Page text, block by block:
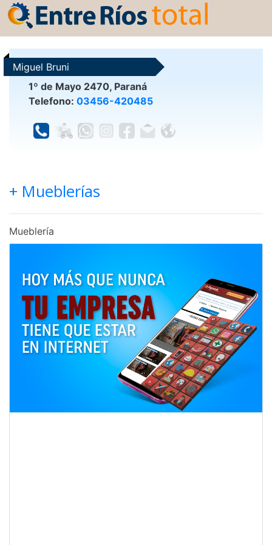
Miguel Bruni
1º de Mayo 2470, Paraná
Telefono: 03456-420485
+ Mueblerías
Mueblería